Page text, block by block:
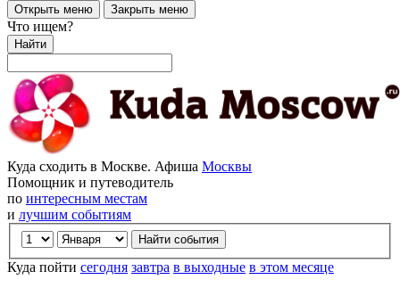
Открыть меню Закрыть меню
Что ищем?
Найти
Куда сходить в Москве. Афиша Москвы
Помощник и путеводитель
по интересным местам
и лучшим событиям
Куда пойти сегодня завтра в выходные в этом месяце